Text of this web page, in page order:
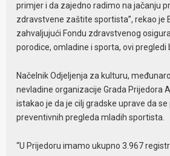
primjer i da zajedno radimo na jačanju
zdravstvene zaštite sportista”, rekao je
zahvaljujući Fondu zdravstvenog
porodice, omladine i sporta, ovi pregledi
Načelnik Odjeljenja za kulturu,
nevladine organizacije Grada Prijedora
istakao je da je cilj gradske uprave da se
preventivnih pregleda mladih sportista.
“U Prijedoru imamo ukupno 3.967